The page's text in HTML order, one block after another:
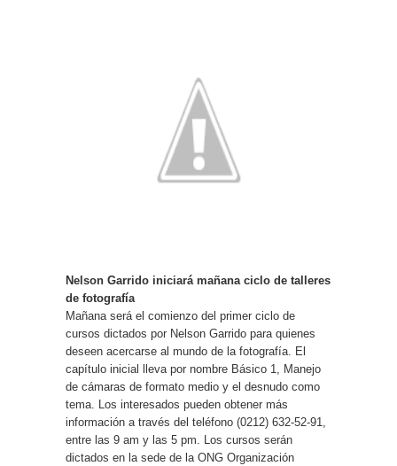
Nelson Garrido iniciará mañana ciclo de talleres
de fotografía
Mañana será el comienzo del primer ciclo de
cursos dictados por Nelson Garrido para quienes
deseen acercarse al mundo de la fotografía. El
capítulo inicial lleva por nombre Básico 1, Manejo
de cámaras de formato medio y el desnudo como
tema. Los interesados pueden obtener más
información a través del teléfono (0212) 632-52-91,
entre las 9 am y las 5 pm. Los cursos serán
dictados en la sede de la ONG Organización